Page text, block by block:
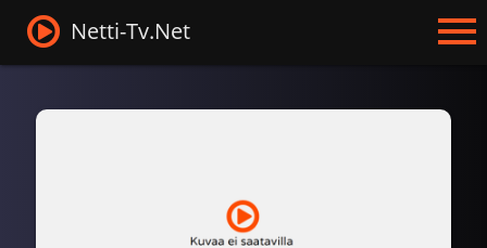
Netti-Tv.Net